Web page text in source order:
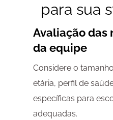
para sua
Avaliação das
da equipe
Considere o
etária, perfil de
específicas para
adequadas.